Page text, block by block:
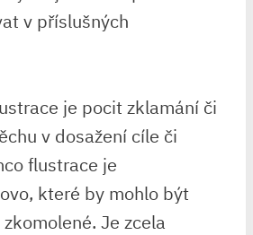
v příslušných
je pocit zklamání či
v dosažení cíle či
flustrace je
které by mohlo být
Je zcela